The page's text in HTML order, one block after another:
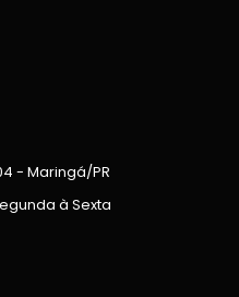
- Maringá/PR
à Sexta